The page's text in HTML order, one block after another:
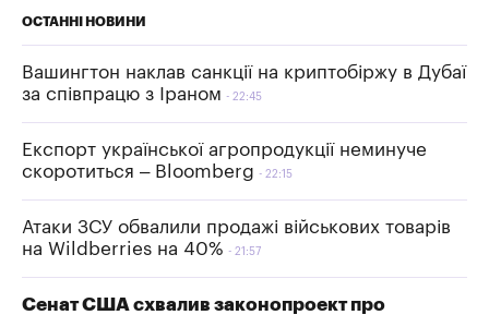
ОСТАННІ НОВИНИ
Вашингтон наклав санкції на криптобіржу в Дубаї
за співпрацю з Іраном
22:45
Експорт української агропродукції неминуче
скоротиться – Bloomberg
22:15
Атаки ЗСУ обвалили продажі військових товарів
на Wildberries на 40%
21:57
Сенат США схвалив законопроект про